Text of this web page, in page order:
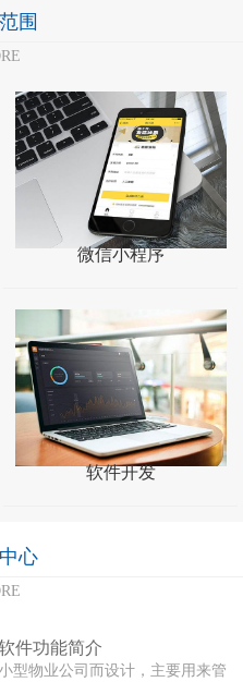
围
微信小程序
软件开发
心
件功能简介
型物业公司而设计，主要用来管